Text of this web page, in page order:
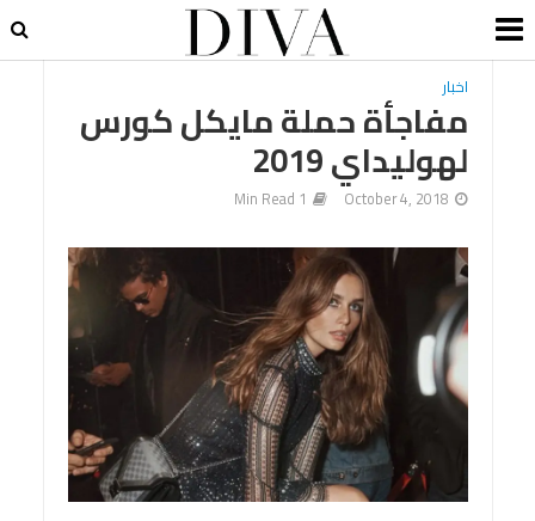
اخبار
مفاجأة حملة مايكل كورس
لهوليداي 2019
October 4, 2018
1 Min Read